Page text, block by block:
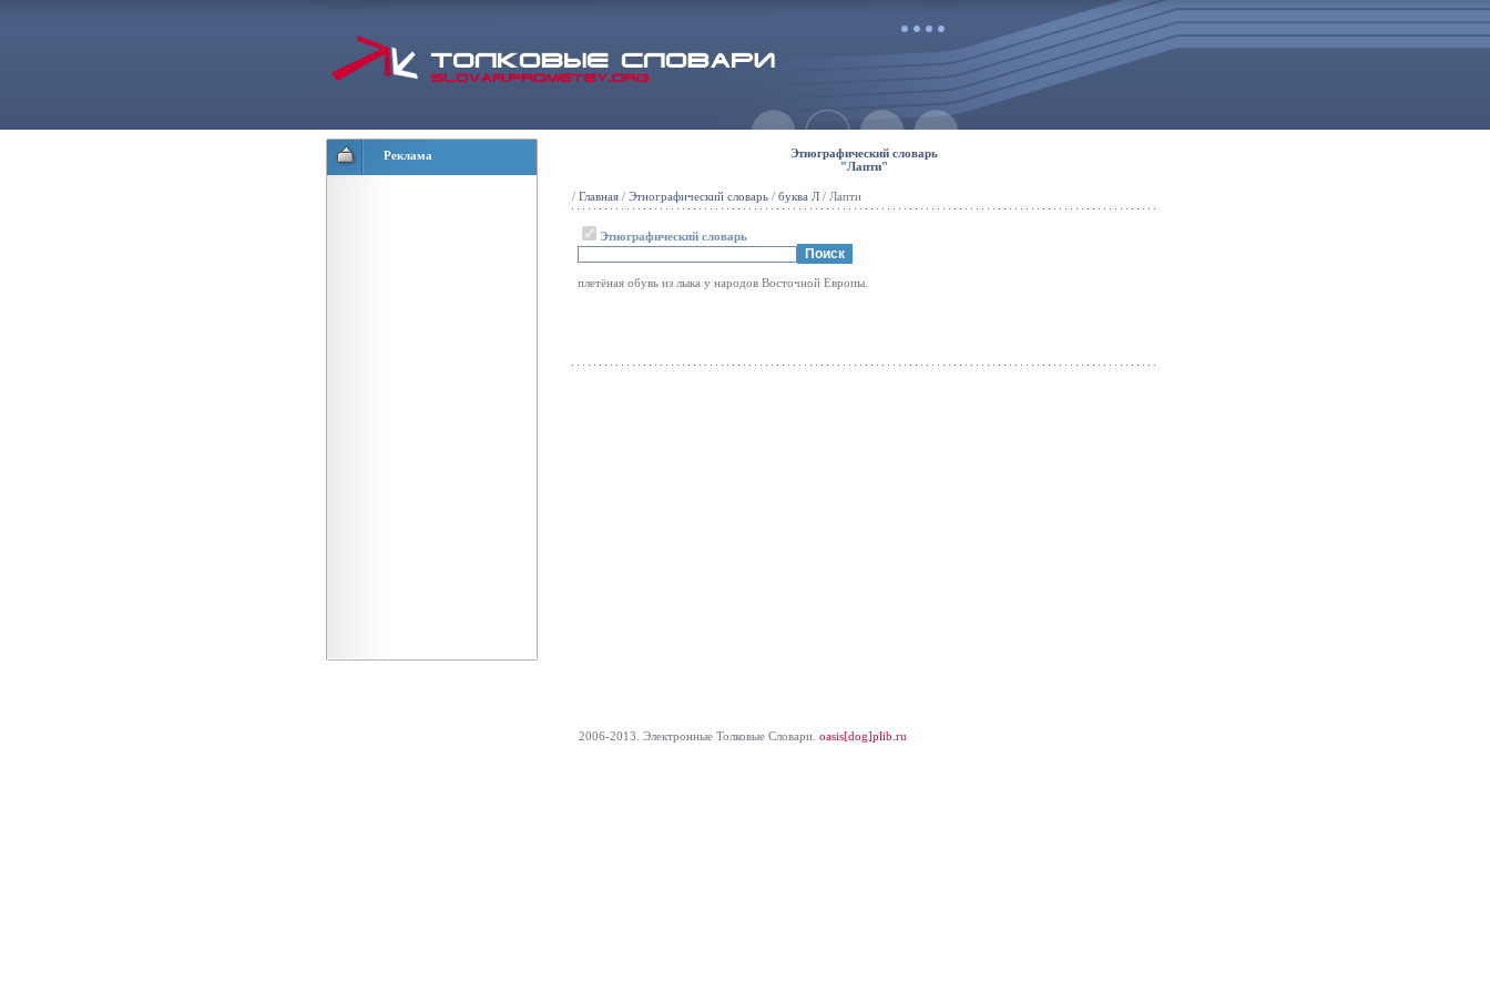
Реклама
Этнографический словарь
"Лапти"
/ Главная / Этнографический словарь / буква Л / Лапти
Этнографический словарь
плетёная обувь из лыка у народов Восточной Европы.
2006-2013. Электронные Толковые Cловари. oasis[dog]plib.ru